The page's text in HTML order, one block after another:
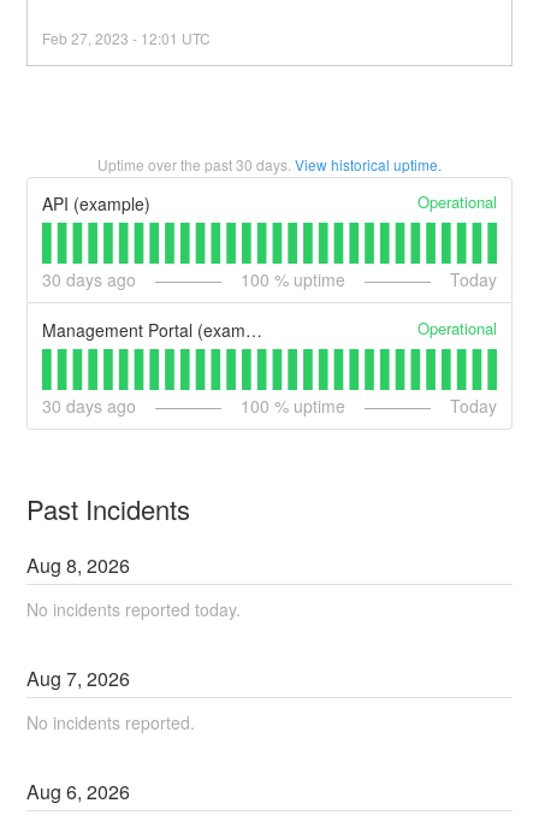
Feb27 ,2023 - 12:01 UTC
Uptime over the past30 days. View historical uptime.
API (example) Operational
30 days ago 100 % uptime Today
Management Portal (example) Operational
30 days ago 100 % uptime Today
Past Incidents
Aug8,2026
No incidents reported today.
Aug7,2026
No incidents reported.
Aug6,2026